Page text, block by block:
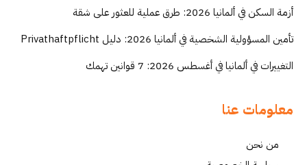
أزمة السكن في ألمانيا 2026: طرق عملية للعثور على شقة
تأمين المسؤولية الشخصية في ألمانيا 2026: دليل Privathaftpflicht
التغييرات في ألمانيا في أغسطس 2026: 7 قوانين تهمك
معلومات عنا
من نحن